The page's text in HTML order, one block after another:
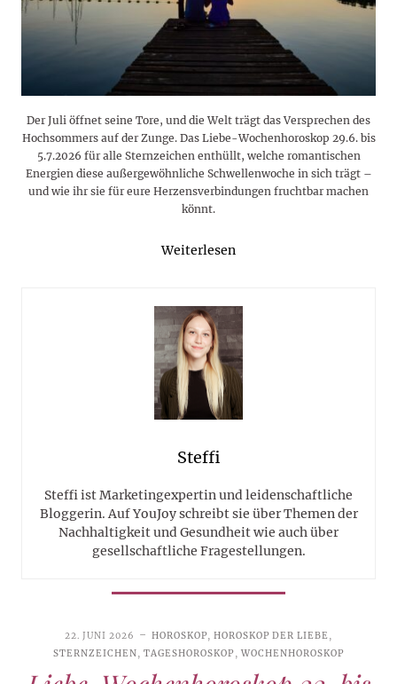
Der Juli öffnet seine Tore, und die Welt trägt das Versprechen des
Hochsommers auf der Zunge. Das Liebe-Wochenhoroskop 29.6. bis
5.7.2026 für alle Sternzeichen enthüllt, welche romantischen
Energien diese außergewöhnliche Schwellenwoche in sich trägt –
und wie ihr sie für eure Herzensverbindungen fruchtbar machen
könnt.
Weiterlesen
Steffi
Steffi ist Marketingexpertin und leidenschaftliche
Bloggerin. Auf YouJoy schreibt sie über Themen der
Nachhaltigkeit und Gesundheit wie auch über
gesellschaftliche Fragestellungen.
22. JUNI 2026 HOROSKOP,HOROSKOP DER LIEBE,
STERNZEICHEN,TAGESHOROSKOP, WOCHENHOROSKOP